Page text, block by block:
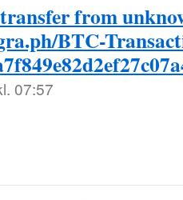
from
BTC-
07:57